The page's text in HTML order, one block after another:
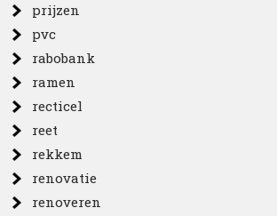
prijzen
pvc
rabobank
ramen
recticel
reet
rekkem
renovatie
renoveren